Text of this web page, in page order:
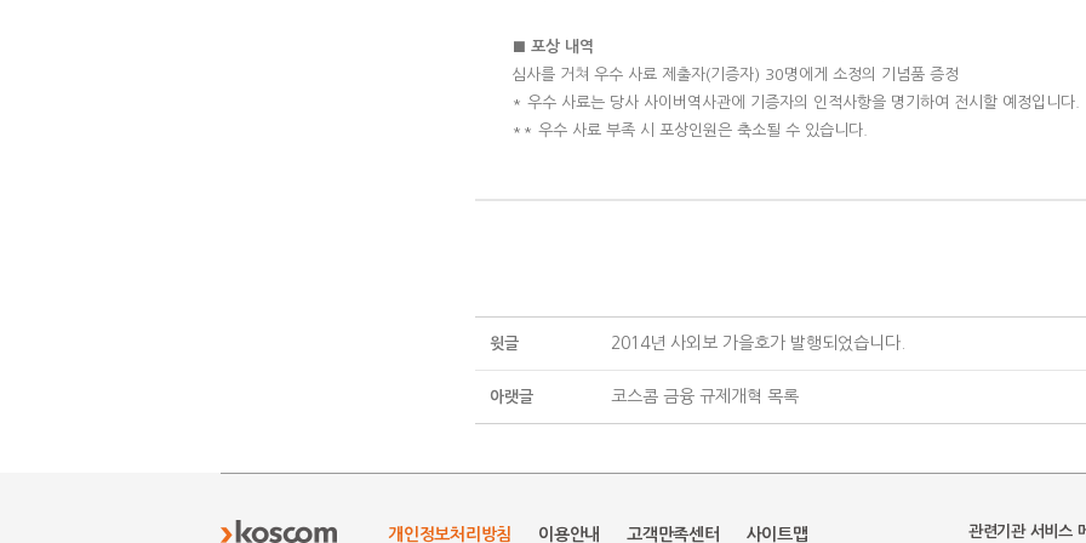
■ 포상 내역
심사를 거쳐 우수 사료 제출자(기증자) 30명에게 소정의 기념품 증정
* 우수 사료는 당사 사이버역사관에 기증자의 인적사항을 명기하여 전시할 예정입니다.
** 우수 사료 부족 시 포상인원은 축소될 수 있습니다.
윗글 2014년 사외보 가을호가 발행되었습니다.
아랫글 코스콤 금융 규제개혁 목록
개인정보처리방침 이용안내 고객만족센터 사이트맵 관련기관 서비스